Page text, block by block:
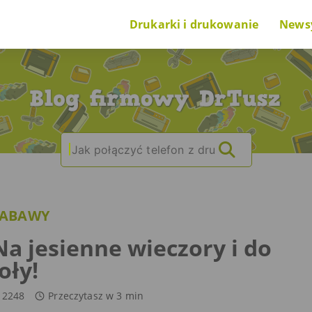
Drukarki i drukowanie
Poradnik na start
O drukarkach i drukowaniu
O tuszach i tonerach
Search
for:
|
jesienne wieczory i do
2248 Przeczytasz w 3 min